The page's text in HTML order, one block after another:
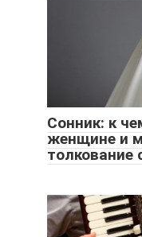
Сонник: к
женщине и
толкование